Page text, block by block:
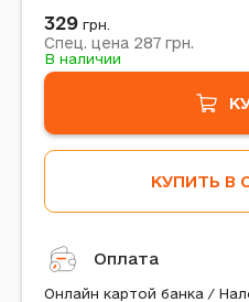
329 грн.
Спец. цена 287 грн.
В наличии
КУПИТЬ В
Оплата
Онлайн картой банка /